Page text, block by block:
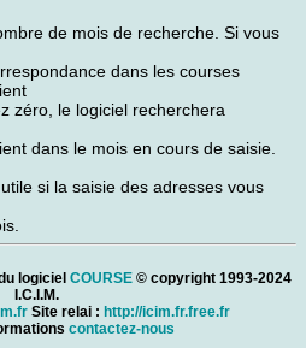
de mois de recherche. Si vous
dans les courses
zéro, le logiciel recherchera
dans le mois en cours de saisie.
si la saisie des adresses vous
logiciel COURSE© copyright 1993-2024
I.C.I.M.
Site relai : http://icim.fr.free.fr
contactez-nous